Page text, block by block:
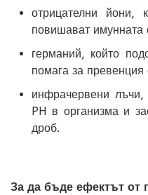
отрицателни йони,
повишават имунната
германий, който
помага за превенция
инфрачервени лъчи,
PH в организма и
дроб.
За да бъде ефектът от